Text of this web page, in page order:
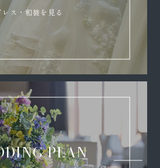
レス・和装を見る
PLAN